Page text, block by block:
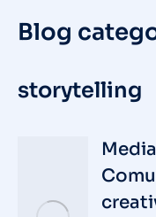
Blog
storytelling